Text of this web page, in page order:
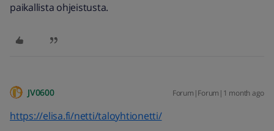
paikallista ohjeistusta.
JV0600 Forum|Forum|1 month ago
https://elisa.fi/netti/taloyhtionetti/